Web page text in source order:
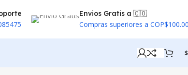
Envios Gratis a 🇨🇴
Compras superiores a
$